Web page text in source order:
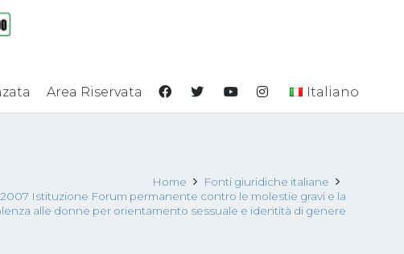
Area Riservata Italiano
Home
Fonti giuridiche italiane
2007 Istituzione Forum permanente contro le molestie gravi e la
alle donne per orientamento sessuale e identità di genere